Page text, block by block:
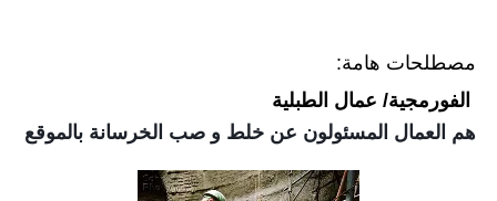
مصطلحات هامة:
الفورمجية/ عمال الطبلية
هم العمال المسئولون عن خلط و صب الخرسانة بالموقع